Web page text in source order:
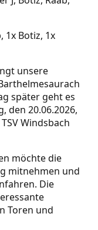
1x Botiz, 1x
unsere
später geht es
den 20.06.2026,
Windsbach
möchte die
mitnehmen und
Die
Toren und